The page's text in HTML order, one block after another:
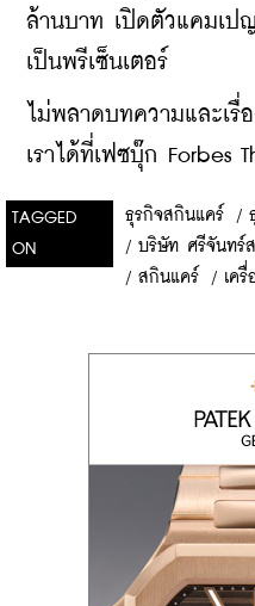
ล้านบาท เปิดตัวแคมเป
เป็นพรีเซ็นเตอร์
ไม่พลาดบทความและเ
เราได้ที่เฟซบุ๊ก Forbes
TAGGED
ON
ธุรกิจสกินแคร์ /
/ บริษัท ศรีจันทร์
/ สกินแคร์ / เครื่